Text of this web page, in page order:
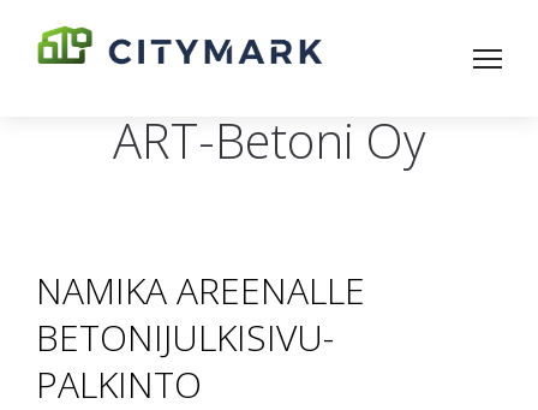
ART-Betoni Oy
NAMIKA AREENALLE
BETONIJULKISIVU-
PALKINTO